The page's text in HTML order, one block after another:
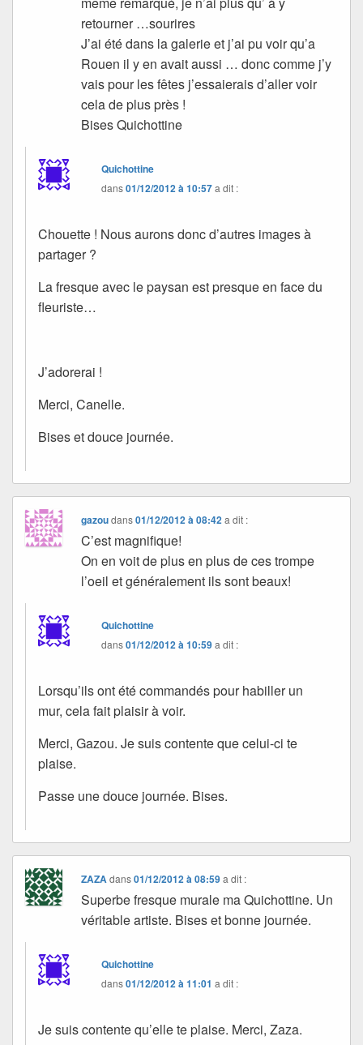
retourner …sourires
J’ai été dans la galerie et j’ai pu voir qu’a
Rouen il y en avait aussi … donc comme j’y
vais pour les fêtes j’essaierais d’aller voir
cela de plus près !
Bises Quichottine
Quichottine
dans01/12/2012 à 10:57a dit :
Chouette ! Nous aurons donc d’autres images à
partager ?
La fresque avec le paysan est presque en face du
fleuriste…
J’adorerai !
Merci, Canelle.
Bises et douce journée.
gazoudans01/12/2012 à 08:42 a dit :
C’est magnifique!
On en voit de plus en plus de ces trompe
l’oeil et généralement ils sont beaux!
Quichottine
dans01/12/2012 à 10:59a dit :
Lorsqu’ils ont été commandés pour habiller un
mur, cela fait plaisir à voir.
Merci, Gazou. Je suis contente que celui-ci te
plaise.
Passe une douce journée. Bises.
ZAZAdans01/12/2012 à 08:59 a dit :
Superbe fresque murale ma Quichottine. Un
véritable artiste. Bises et bonne journée.
Quichottine
dans01/12/2012 à 11:01 a dit :
Je suis contente qu’elle te plaise. Merci, Zaza.